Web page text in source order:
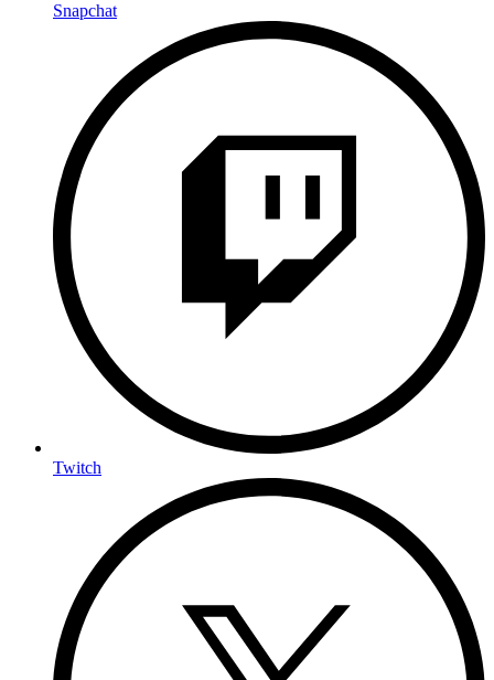
Snapchat
Twitch